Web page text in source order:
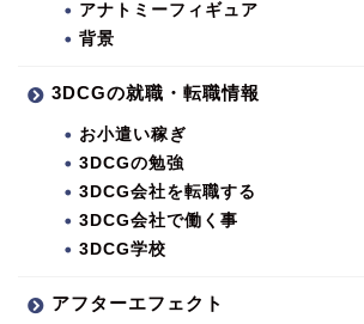
アナトミーフィギュア
背景
3DCGの就職・転職情報
お小遣い稼ぎ
3DCGの勉強
3DCG会社を転職する
3DCG会社で働く事
3DCG学校
アフターエフェクト